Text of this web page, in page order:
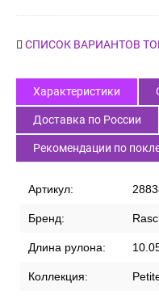
СПИСОК ВАРИАНТОВ
Характеристики
Доставка по России
Рекомендации по
Артикул:
Бренд:
Длина рулона:
Коллекция: